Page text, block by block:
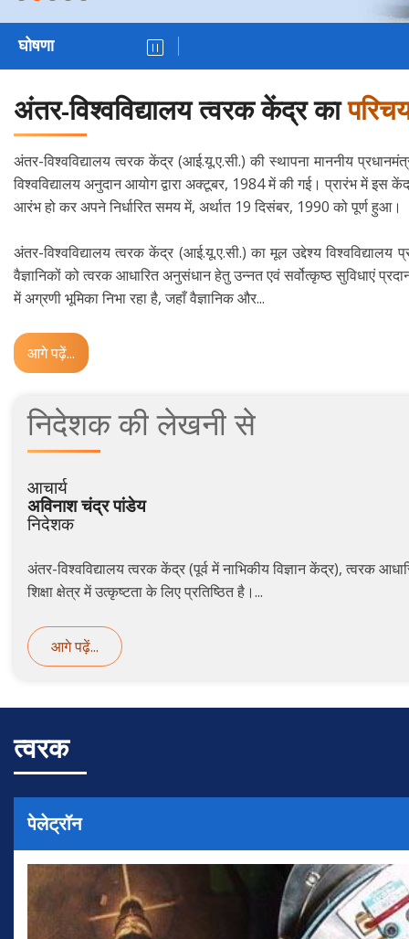
घोषणा
अंतर-विश्वविद्यालय त्वरक केंद्र का
अंतर-विश्वविद्यालय त्वरक केंद्र (आई.यू.ए.सी.) की स्थापना माननीय
विश्‍वविद्यालय अनुदान आयोग द्वारा अक्टूबर, 1984 में की गई। प्रारंभ में इस
आरंभ हो कर अपने निर्धारित समय में, अर्थात 19 दिसंबर, 1990 को पूर्ण हुआ।
अंतर-विश्वविद्यालय त्वरक केंद्र (आई.यू.ए.सी.) का मूल उद्देश्य विश्वविद्यालय
वैज्ञानिकों को त्वरक आधारित अनुसंधान हेतु उन्नत एवं सर्वोत्कृष्ठ सुविधाएं
में अग्रणी भूमिका निभा रहा है, जहाँ वैज्ञानिक और...
आगे पढ़ें...
निदेशककीलेखनी से
आचार्य
अविनाश चंद्र पांडेय
निदेशक
अंतर-विश्वविद्यालय त्वरक केंद्र (पूर्व में नाभिकीय विज्ञान केंद्र), त्वरक
शिक्षा क्षेत्र में उत्कृष्टता के लिए प्रतिष्ठित है।...
आगे पढ़ें...
त्वरक
पेलेट्रॉन